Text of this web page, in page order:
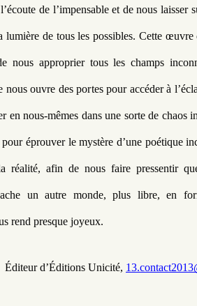
de l’impensable et de nous laisser
lumière de tous les possibles. Cette
nous approprier tous les champs
ouvre des portes pour accéder à
en nous-mêmes dans une sorte de chaos
éprouver le mystère d’une poétique
réalité, afin de nous faire pressentir
un autre monde, plus libre, en
rend presque joyeux.
Éditeur d’Éditions Unicité,